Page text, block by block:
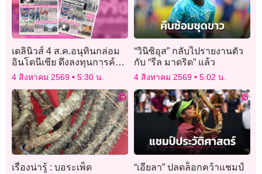
เดลินิวส์ 4 ส.ค.อนุทินกล่อม
อินโดนีเซีย ดึงลงทุนการค้า
สร้างอาเซียนให้เข้มแข็ง
4 สิงหาคม 2569 5:30 น.
“วินิซิอุส” กลับไปรายงานตัว
กับ “รีล มาดริด” แล้ว
4 สิงหาคม 2569 5:02 น.
เรื่องน่ารู้ : บอระเพ็ด
“เอียลา” ปลดล็อกคว้าแชมป์